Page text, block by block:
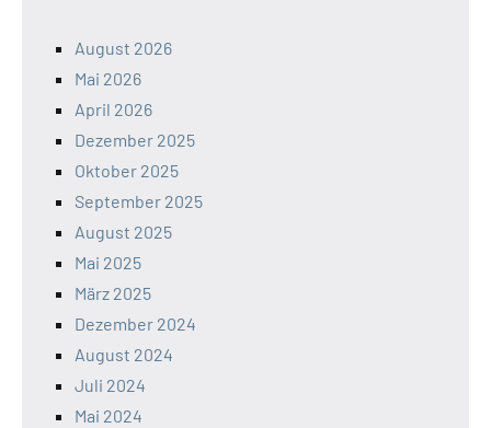
August 2026
Mai 2026
April 2026
Dezember 2025
Oktober 2025
September 2025
August 2025
Mai 2025
März 2025
Dezember 2024
August 2024
Juli 2024
Mai 2024